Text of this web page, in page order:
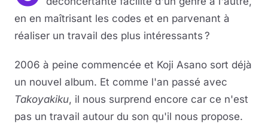
Forum
en en maîtrisant les codes et en parvenant à
réaliser un travail des plus intéressants ?
2006 à peine commencée et Koji Asano sort déjà
un nouvel album. Et comme l'an passé avec
Takoyakiku, il nous surprend encore car ce n'est
pas un travail autour du son qu'il nous propose.